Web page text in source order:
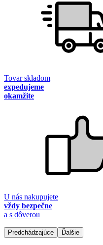
Tovar skladom
expedujeme
okamžite
U nás nakupujete
vždy bezpečne
a s dôverou
Predchádzajúce Ďalšie